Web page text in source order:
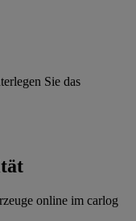
Sie das
online im carlog